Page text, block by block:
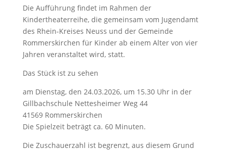
Die Aufführung findet im Rahmen der
Kindertheaterreihe, die gemeinsam vom Jugendamt
des Rhein-Kreises Neuss und der Gemeinde
Rommerskirchen für Kinder ab einem Alter von vier
Jahren veranstaltet wird, statt.
Das Stück ist zu sehen
am Dienstag, den 24.03.2026, um 15.30 Uhr in der
Gillbachschule Nettesheimer Weg 44
41569 Rommerskirchen
Die Spielzeit beträgt ca. 60 Minuten.
Die Zuschauerzahl ist begrenzt, aus diesem Grund